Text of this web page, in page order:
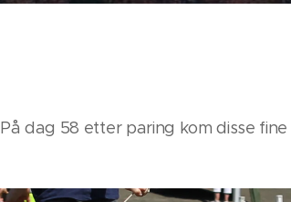
På dag 58 etter paring kom disse